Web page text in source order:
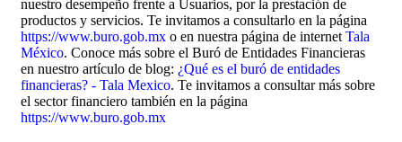
nuestro desempeño frente a Usuarios, por la prestación de
productos y servicios. Te invitamos a consultarlo en la página
https://www.buro.gob.mx o en nuestra página de internet Tala
México. Conoce más sobre el Buró de Entidades Financieras
en nuestro artículo de blog: ¿Qué es el buró de entidades
financieras? - Tala Mexico. Te invitamos a consultar más sobre
el sector financiero también en la página
https://www.buro.gob.mx